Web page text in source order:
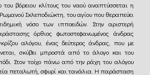
του βόρειου κλίτους του ναού αναπτύσσεται η
Σκλεποδιώκτη, του αγίου που θεραπεύει
νόσο των ιπποειδών. Στην αριστερή
όρθιος φωτοστεφανωμένος άνδρας
αλόγου, ένας δεύτερος άνδρας, που με
σκύβει μπροστά από το άλογο και του
Στον τοίχο πάνω από την ράχη του αλόγου
πεταλωτή, σφυρί και τανάλια. Η παράσταση